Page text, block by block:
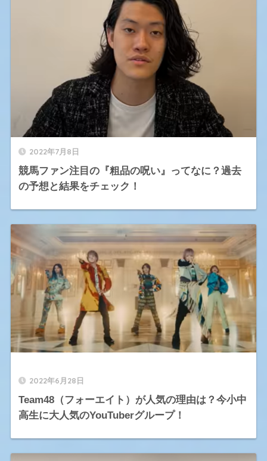
2022年7月8日
競馬ファン注目の『粗品の呪い』ってなに？過去
の予想と結果をチェック！
2022年6月28日
Team48（フォーエイト）が人気の理由は？今小中
高生に大人気のYouTuberグループ！